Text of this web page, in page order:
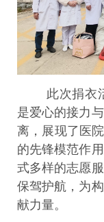
此次捐衣
是爱心的接力
离，展现了医
的先锋模范作
式多样的志愿
保驾护航，为
献力量。